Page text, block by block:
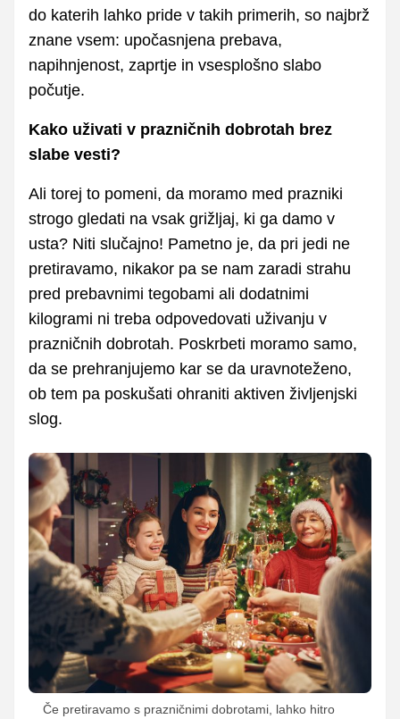
do katerih lahko pride v takih primerih, so najbrž
znane vsem: upočasnjena prebava,
napihnjenost, zaprtje in vsesplošno slabo
počutje.
Kako uživati v prazničnih dobrotah brez
slabe vesti?
Ali torej to pomeni, da moramo med prazniki
strogo gledati na vsak grižljaj, ki ga damo v
usta? Niti slučajno! Pametno je, da pri jedi ne
pretiravamo, nikakor pa se nam zaradi strahu
pred prebavnimi tegobami ali dodatnimi
kilogrami ni treba odpovedovati uživanju v
prazničnih dobrotah. Poskrbeti moramo samo,
da se prehranjujemo kar se da uravnoteženo,
ob tem pa poskušati ohraniti aktiven življenjski
slog.
Če pretiravamo s prazničnimi dobrotami, lahko hitro